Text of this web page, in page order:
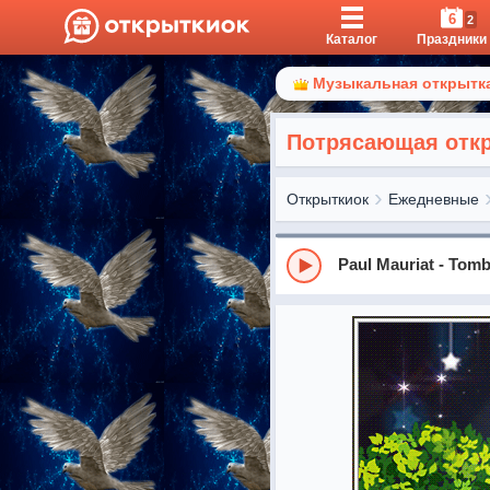
Каталог
6 2
Праздники
Музыкальная
Потрясающая
Открыткиок Ежедневные
Paul Mauriat -